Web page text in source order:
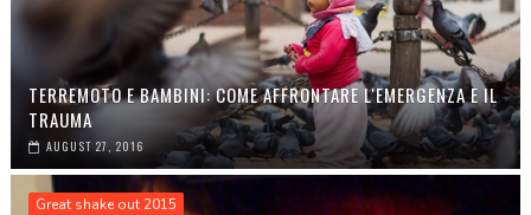
TERREMOTO E BAMBINI: COME AFFRONTARE L'EMERGENZA E IL
TRAUMA
AUGUST 27, 2016
Great shake out 2015